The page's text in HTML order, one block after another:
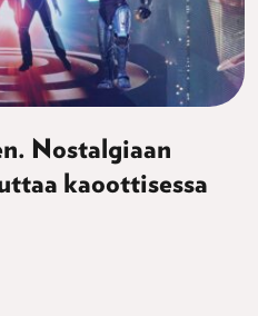
Nostalgiaan
kaoottisessa